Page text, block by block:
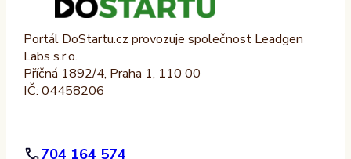
Portál DoStartu.cz provozuje společnost Leadgen
Labs s.r.o.
Příčná 1892/4, Praha 1, 110 00
IČ: 04458206
704 164 574